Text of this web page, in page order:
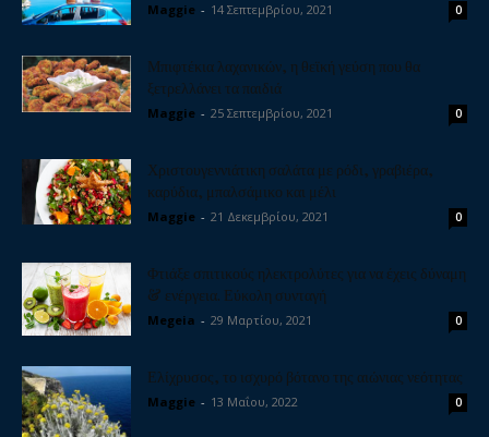
Maggie - 14 Σεπτεμβρίου, 2021 0
Μπιφτέκια λαχανικών, η θεϊκή γεύση που θα
ξετρελλάνει τα παιδιά
Maggie - 25 Σεπτεμβρίου, 2021 0
Χριστουγεννιάτικη σαλάτα με ρόδι, γραβιέρα,
καρύδια, μπαλσάμικο και μέλι
Maggie - 21 Δεκεμβρίου, 2021 0
Φτιάξε σπιτικούς ηλεκτρολύτες για να έχεις δύναμη
& ενέργεια. Εύκολη συνταγή
Megeia - 29 Μαρτίου, 2021 0
Ελίχρυσος, το ισχυρό βότανο της αιώνιας νεότητας
Maggie - 13 Μαΐου, 2022 0